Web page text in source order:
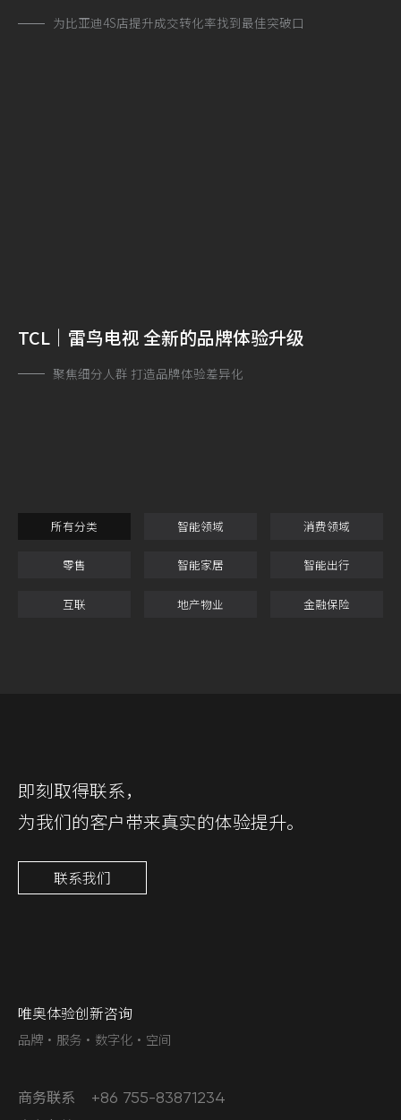
为比亚迪4S店提升成交转化率找到最佳突破口
TCL｜雷鸟电视 全新的品牌体验升级
聚焦细分人群 打造品牌体验差异化
所有分类 智能领域 消费领域
零售 智能家居 智能出行
互联 地产物业 金融保险
即刻取得联系，
为我们的客户带来真实的体验提升。
联系我们
唯奥体验创新咨询
品牌·服务·数字化·空间
商务联系 +86 755-83871234